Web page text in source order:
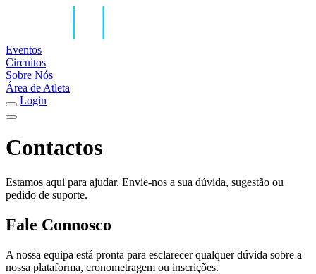
Eventos
Circuitos
Sobre Nós
Área de Atleta
Login
Contactos
Estamos aqui para ajudar. Envie-nos a sua dúvida, sugestão ou
pedido de suporte.
Fale Connosco
A nossa equipa está pronta para esclarecer qualquer dúvida sobre a
nossa plataforma, cronometragem ou inscrições.